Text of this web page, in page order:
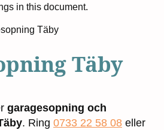
in this document.
Täby
Täby
garagesopning och
. Ring 0733 22 58 08 eller